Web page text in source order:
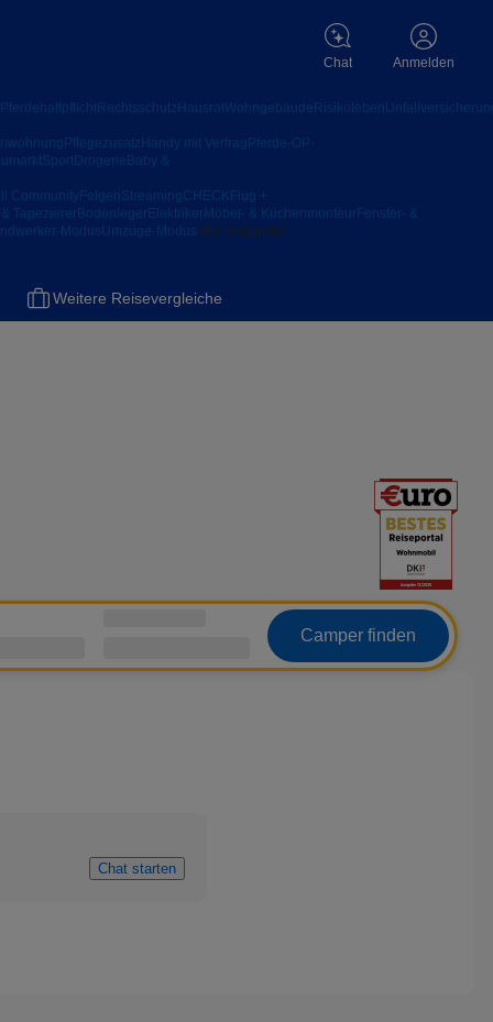
Chat Anmelden
Pferdehaftpflicht Rechtsschutz Hausrat Wohngebäude Risikoleben
Pflegezusatz Handy mit Vertrag Pferde-OP-
Sport Drogerie Baby &
Community FelgenStreamingCHECK Flug +
Tapezierer Bodenleger Elektriker Möbel- & Küchenmonteur Fenster- &
Modus Umzüge-ModusAlle Vergleiche
Weitere Reisevergleiche
Camper finden
Chat starten